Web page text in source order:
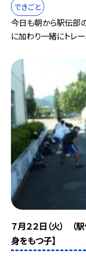
できごと
今日も朝から駅伝部
に加わり一緒にトレ
７月２２日（火） （
身をもつ子】